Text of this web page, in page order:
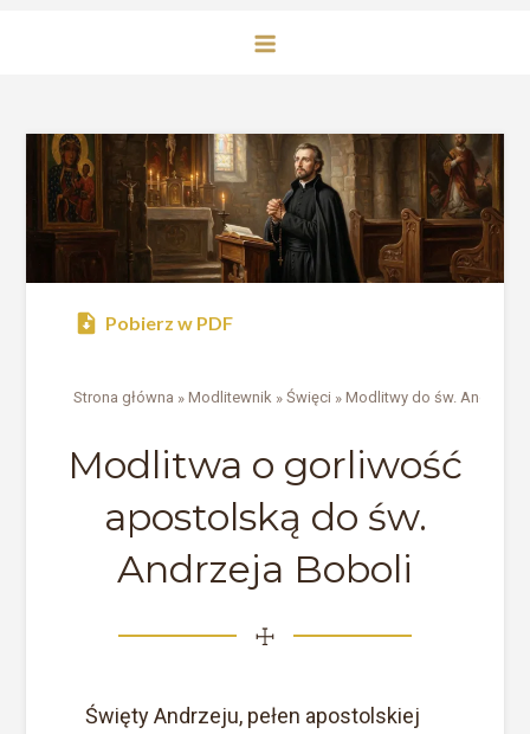
Pobierz w PDF
Strona główna »Modlitewnik »Święci »Modlitwy do św. Andrzeja
Modlitwa o gorliwość
apostolską do św.
Andrzeja Boboli
☩
Święty Andrzeju, pełen apostolskiej